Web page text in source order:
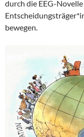
durch die EEG-
bewegen.